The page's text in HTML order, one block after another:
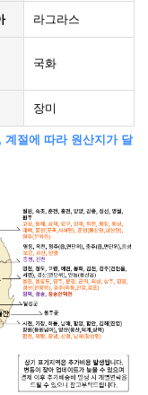
라그라스
국화
장미
계절에 따라 원산지가 달